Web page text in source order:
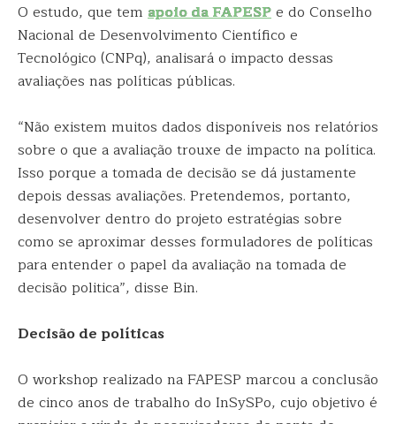
O estudo, que tem apoio da FAPESPe do Conselho
Nacional de Desenvolvimento Científico e
Tecnológico (CNPq), analisará o impacto dessas
avaliações nas políticas públicas.
“Não existem muitos dados disponíveis nos relatórios
sobre o que a avaliação trouxe de impacto na política.
Isso porque a tomada de decisão se dá justamente
depois dessas avaliações. Pretendemos, portanto,
desenvolver dentro do projeto estratégias sobre
como se aproximar desses formuladores de políticas
para entender o papel da avaliação na tomada de
decisão politica”, disse Bin.
Decisão de políticas
O workshop realizado na FAPESP marcou a conclusão
de cinco anos de trabalho do InSySPo, cujo objetivo é